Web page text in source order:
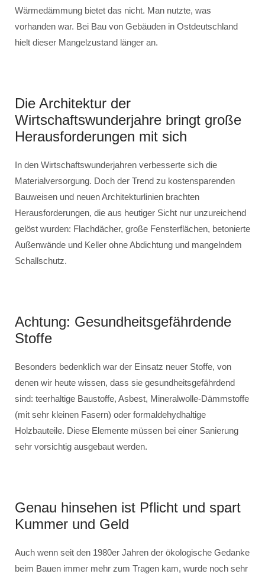
Wärmedämmung bietet das nicht. Man nutzte, was
vorhanden war. Bei Bau von Gebäuden in Ostdeutschland
hielt dieser Mangelzustand länger an.
Die Architektur der
Wirtschaftswunderjahre bringt große
Herausforderungen mit sich
In den Wirtschaftswunderjahren verbesserte sich die
Materialversorgung. Doch der Trend zu kostensparenden
Bauweisen und neuen Architekturlinien brachten
Herausforderungen, die aus heutiger Sicht nur unzureichend
gelöst wurden: Flachdächer, große Fensterflächen, betonierte
Außenwände und Keller ohne Abdichtung und mangelndem
Schallschutz.
Achtung: Gesundheitsgefährdende
Stoffe
Besonders bedenklich war der Einsatz neuer Stoffe, von
denen wir heute wissen, dass sie gesundheitsgefährdend
sind: teerhaltige Baustoffe, Asbest, Mineralwolle-Dämmstoffe
(mit sehr kleinen Fasern) oder formaldehydhaltige
Holzbauteile. Diese Elemente müssen bei einer Sanierung
sehr vorsichtig ausgebaut werden.
Genau hinsehen ist Pflicht und spart
Kummer und Geld
Auch wenn seit den 1980er Jahren der ökologische Gedanke
beim Bauen immer mehr zum Tragen kam, wurde noch sehr